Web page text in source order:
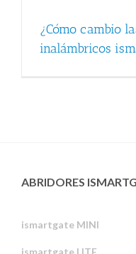
¿Cómo cambio
inalámbricos
ABRIDORES
ismartgate MINI
ismartgate LITE